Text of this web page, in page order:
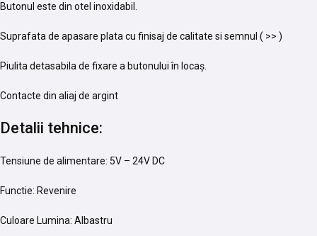
Butonul este din otel inoxidabil.
Suprafata de apasare plata cu finisaj de calitate si semnul ( >> )
Piulita detasabila de fixare a butonului în locaș.
Contacte din aliaj de argint
Detalii tehnice:
Tensiune de alimentare: 5V – 24V DC
Functie: Revenire
Culoare Lumina: Albastru